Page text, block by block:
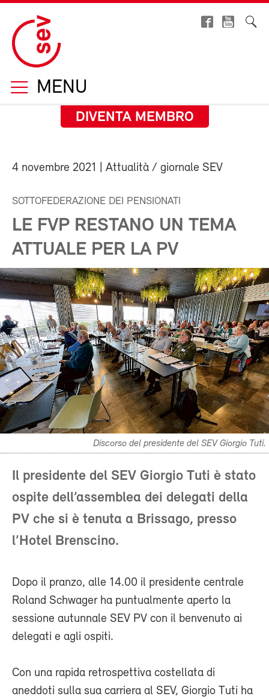
MENU
DIVENTA MEMBRO
4 novembre 2021 | Attualità / giornale SEV
SOTTOFEDERAZIONE DEI PENSIONATI
LE FVP RESTANO UN TEMA
ATTUALE PER LA PV
Discorso del presidente del SEV Giorgio Tuti.
Il presidente del SEV Giorgio Tuti è stato
ospite dell’assemblea dei delegati della
PV che si è tenuta a Brissago, presso
l’Hotel Brenscino.
Dopo il pranzo, alle 14.00 il presidente centrale
Roland Schwager ha puntualmente aperto la
sessione autunnale SEV PV con il benvenuto ai
delegati e agli ospiti.
Con una rapida retrospettiva costellata di
aneddoti sulla sua carriera al SEV, Giorgio Tuti ha